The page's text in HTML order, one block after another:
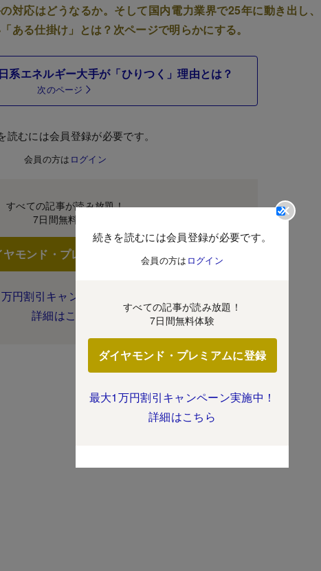
対応はどうなるか。そして国内電力業界で25年に動き出し、
ある仕掛け」とは？次ページで明らかにする。
系エネルギー大手が「ひりつく」理由とは？
次のページ
読むには会員登録が必要です。
会員の方は ログイン
すべての記事が読み放題！
7日間無料体験
ヤモンド・プレミアムに登録
円割引キャンペーン実施中！
詳細はこちら
続きを読むには会員登録が必要です。
会員の方は ログイン
すべての記事が読み放題！
7日間無料体験
ダイヤモンド・プレミアムに登録
最大1万円割引キャンペーン実施中！
詳細はこちら